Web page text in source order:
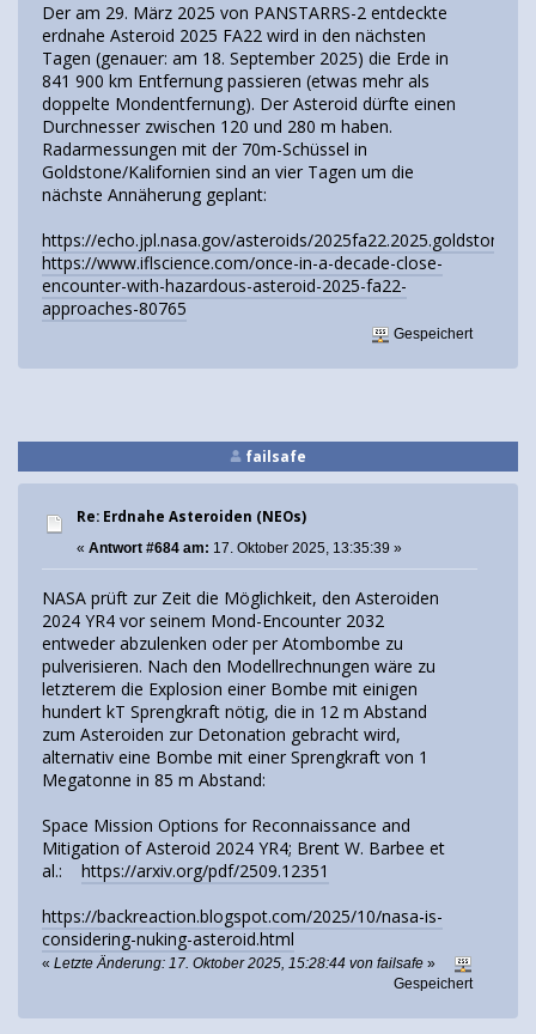
Der am 29. März 2025 von PANSTARRS-2 entdeckte
erdnahe Asteroid 2025 FA22 wird in den nächsten
Tagen (genauer: am 18. September 2025) die Erde in
841 900 km Entfernung passieren (etwas mehr als
doppelte Mondentfernung). Der Asteroid dürfte einen
Durchnesser zwischen 120 und 280 m haben.
Radarmessungen mit der 70m-Schüssel in
Goldstone/Kalifornien sind an vier Tagen um die
nächste Annäherung geplant:
https://echo.jpl.nasa.gov/asteroids/
https://www.iflscience.com/once-in-a-decade-close-
encounter-with-hazardous-asteroid-2025-fa22-
approaches-80765
Gespeichert
failsafe
Re: Erdnahe Asteroiden (NEOs)
« Antwort #684 am: 17. Oktober 2025, 13:35:39 »
NASA prüft zur Zeit die Möglichkeit, den Asteroiden
2024 YR4 vor seinem Mond-Encounter 2032
entweder abzulenken oder per Atombombe zu
pulverisieren. Nach den Modellrechnungen wäre zu
letzterem die Explosion einer Bombe mit einigen
hundert kT Sprengkraft nötig, die in 12 m Abstand
zum Asteroiden zur Detonation gebracht wird,
alternativ eine Bombe mit einer Sprengkraft von 1
Megatonne in 85 m Abstand:
Space Mission Options for Reconnaissance and
Mitigation of Asteroid 2024 YR4; Brent W. Barbee et
al.: https://arxiv.org/pdf/2509.12351
https://backreaction.blogspot.com/2025/10/nasa-is-
considering-nuking-asteroid.html
« Letzte Änderung: 17. Oktober 2025, 15:28:44 von failsafe »
Gespeichert